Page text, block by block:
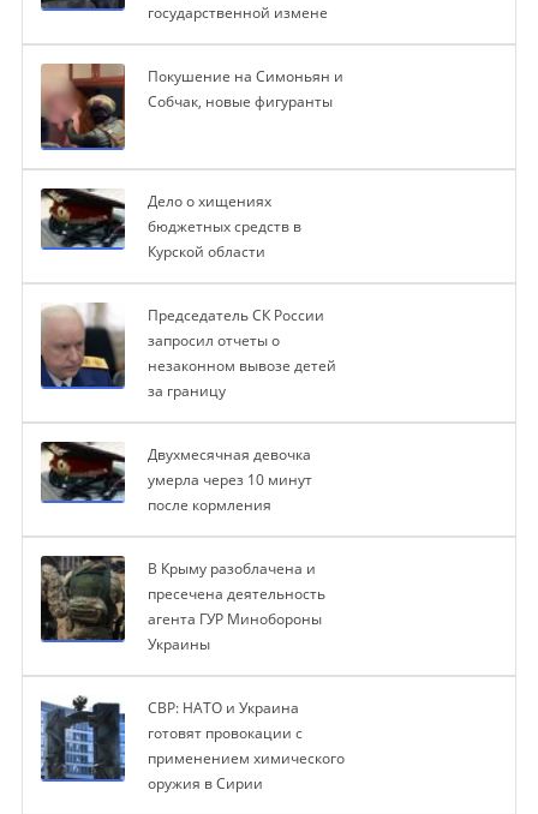
государственной измене
Покушение на Симоньян и
Собчак, новые фигуранты
Дело о хищениях
бюджетных средств в
Курской области
Председатель СК России
запросил отчеты о
незаконном вывозе детей
за границу
Двухмесячная девочка
умерла через 10 минут
после кормления
В Крыму разоблачена и
пресечена деятельность
агента ГУР Минобороны
Украины
СВР: НАТО и Украина
готовят провокации с
применением химического
оружия в Сирии